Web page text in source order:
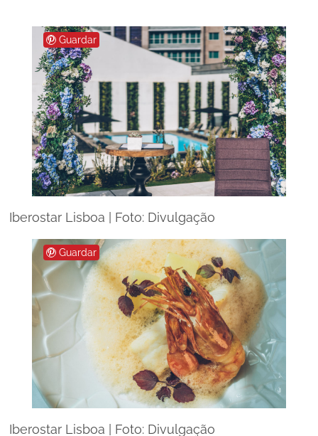
Guardar
Iberostar Lisboa | Foto: Divulgação
Guardar
Iberostar Lisboa | Foto: Divulgação